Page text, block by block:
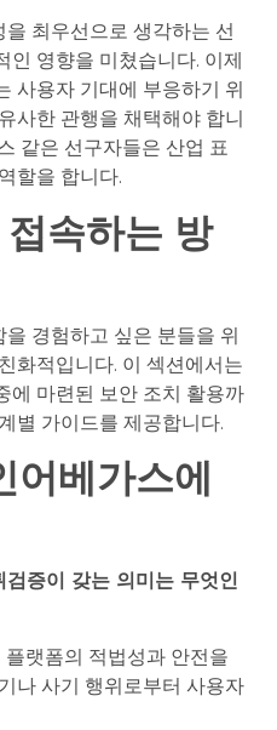
최우선으로 생각하는 선
영향을 미쳤습니다. 이제
사용자 기대에 부응하기 위
사한 관행을 채택해야 합니
같은 선구자들은 산업 표
할을 합니다.
속하는 방
경험하고 싶은 분들을 위
화적입니다. 이 섹션에서는
에 마련된 보안 조치 활용까
별 가이드를 제공합니다.
어베가스에
증이 갖는 의미는 무엇인
플랫폼의 적법성과 안전을
나 사기 행위로부터 사용자